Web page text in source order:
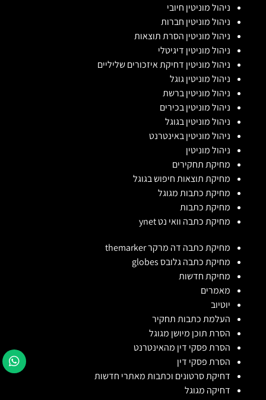
ניהול מוניטין חיובי
ניהול מוניטין חברות
ניהול מוניטין הסרת תוצאות
ניהול מוניטין דיגיטלי
ניהול מוניטין דחיקת איזכורים שליליים
ניהול מוניטין גוגל
ניהול מוניטין ברשת
ניהול מוניטין בכירים
ניהול מוניטין בגוגל
ניהול מוניטין באינטרנט
ניהול מוניטין
מחיקת תחקירים
מחיקת תוצאות חיפוש בגוגל
מחיקת כתבות מגוגל
מחיקת כתבות
מחיקת כתבה וואי נט ynet
מחיקת כתבה דה מרקר themarker
מחיקת כתבה גלובס globes
מחיקת חדשות
מאמרים
יוטיוב
העלמת כתבות תחקיר
הסרת תוכן מיושן מגוגל
הסרת פסקי דין מהאינטרנט
הסרת פסקי דין
דחיקת סרטונים וכתבות מאתרי חדשות
דחיקה מגוגל